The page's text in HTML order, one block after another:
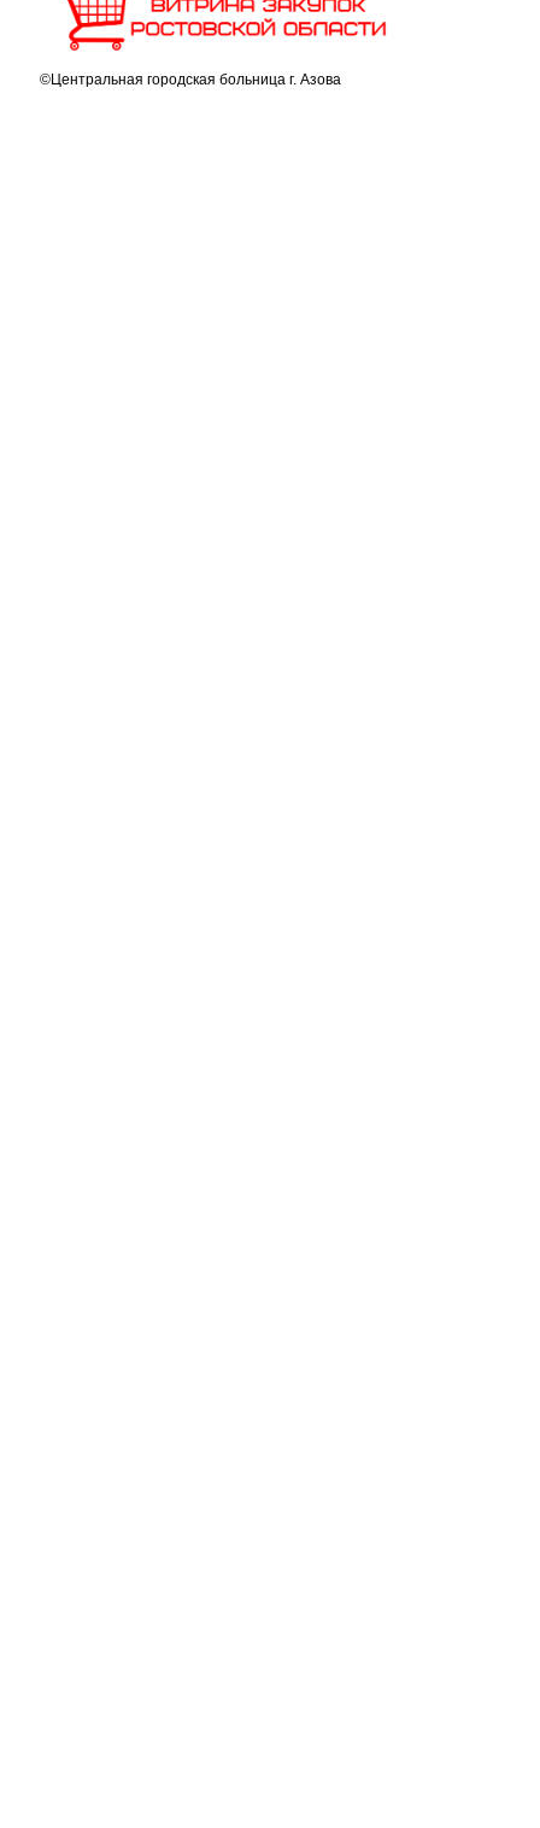
©Центральная городская больница г. Азова